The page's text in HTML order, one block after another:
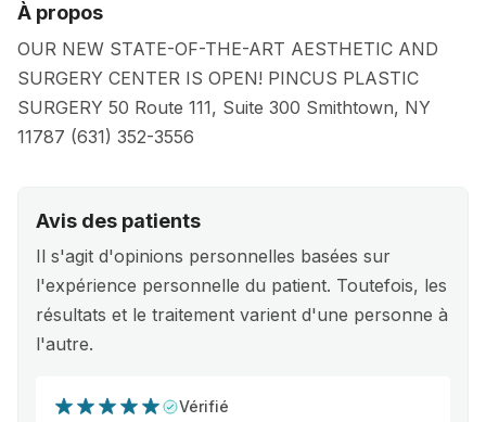
À propos
OUR NEW STATE-OF-THE-ART AESTHETIC AND
SURGERY CENTER IS OPEN! PINCUS PLASTIC
SURGERY 50 Route 111, Suite 300 Smithtown, NY
11787 (631) 352-3556
Avis des patients
Il s'agit d'opinions personnelles basées sur
l'expérience personnelle du patient. Toutefois, les
résultats et le traitement varient d'une personne à
l'autre.
Vérifié